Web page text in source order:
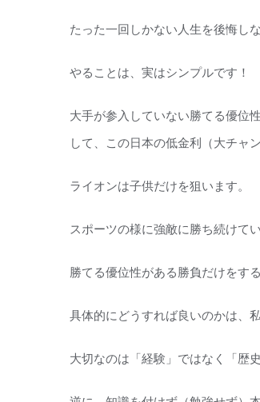
たった一回しかない人生を後悔し
やることは、実はシンプルです！
大手が参入していない勝てる優位
して、この日本の低金利（大チャ
ライオンは子供だけを狙います。
スポーツの様に強敵に勝ち続けて
勝てる優位性がある勝負だけをす
具体的にどうすれば良いのかは、
大切なのは「経験」ではなく「歴